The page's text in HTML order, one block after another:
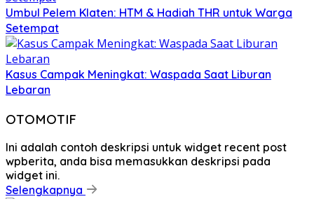
Umbul Pelem Klaten: HTM & Hadiah THR untuk Warga
Setempat
Kasus Campak Meningkat: Waspada Saat Liburan
Lebaran
OTOMOTIF
Ini adalah contoh deskripsi untuk widget recent post
wpberita, anda bisa memasukkan deskripsi pada
widget ini.
Selengkapnya